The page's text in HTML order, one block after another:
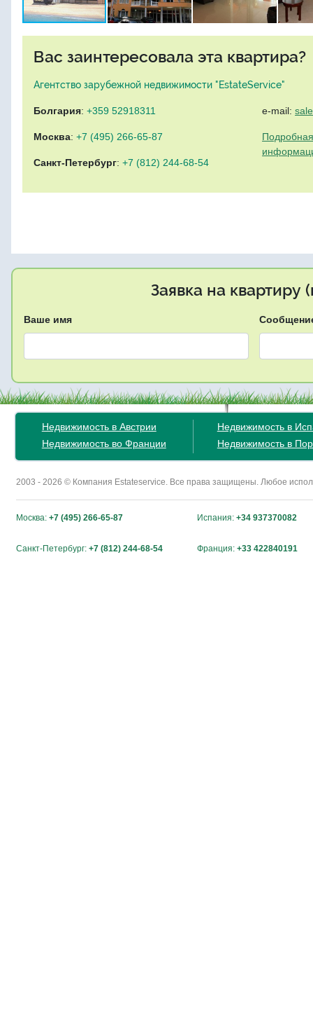
Вас заинтересовала эта квартира?
Агентство зарубежной недвижимости "EstateService"
Болгария: +359 52918311
Москва: +7 (495) 266-65-87
Санкт-Петербург: +7 (812) 244-68-54
e-mail:
Заявка на квартиру
Ваше имя
Недвижимость в Австрии
Недвижимость во Франции
Недвижимость в
Недвижимость в
2003 - 2026 © Компания Estateservice. Все права защищены. Любое
Москва: +7 (495) 266-65-87 Испания: +34 937370082
Санкт-Петербург: +7 (812) 244-68-54 Франция: +33 422840191